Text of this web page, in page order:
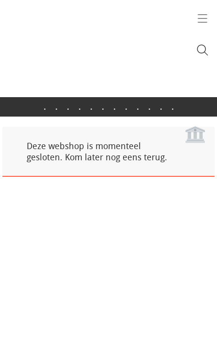
. . . . . . . . . . . .
Deze webshop is momenteel
gesloten. Kom later nog eens terug.